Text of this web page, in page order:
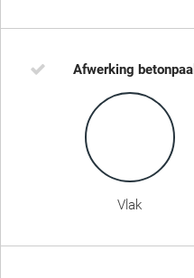
Afwerking betonpaal
Vlak